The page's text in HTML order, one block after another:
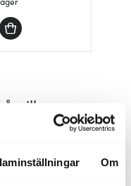
Om
gillar